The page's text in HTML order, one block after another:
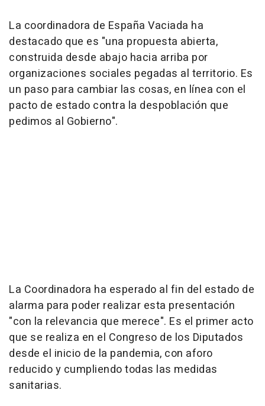
La coordinadora de España Vaciada ha
destacado que es "una propuesta abierta,
construida desde abajo hacia arriba por
organizaciones sociales pegadas al territorio. Es
un paso para cambiar las cosas, en línea con el
pacto de estado contra la despoblación que
pedimos al Gobierno".
La Coordinadora ha esperado al fin del estado de
alarma para poder realizar esta presentación
"con la relevancia que merece". Es el primer acto
que se realiza en el Congreso de los Diputados
desde el inicio de la pandemia, con aforo
reducido y cumpliendo todas las medidas
sanitarias.